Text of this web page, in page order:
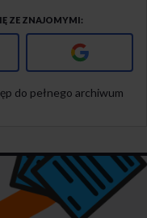
ZE ZNAJOMYMI
Google+
do pełnego archiwum